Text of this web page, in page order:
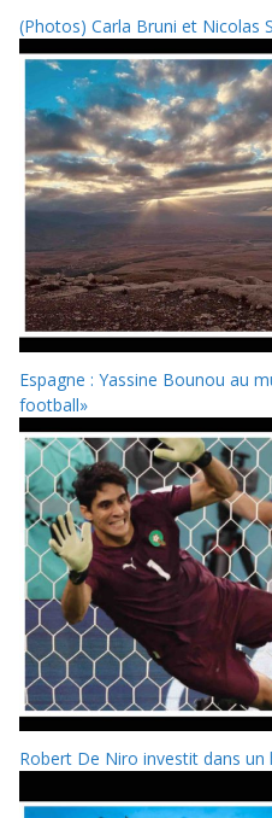
(Photos) Carla Bruni et Nicolas
Espagne : Yassine Bounou au
football»
Robert De Niro investit dans un